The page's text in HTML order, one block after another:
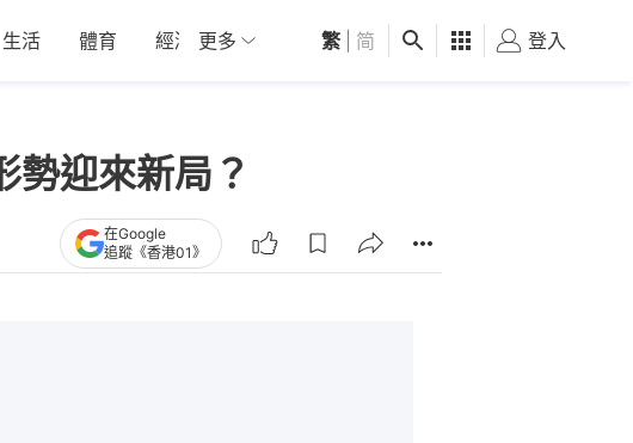
生活 體育 經濟 01深圳 觀點 健康 好食玩飛
更多 繁 简 登入
勢迎來新局？
在Google
追蹤《香港01》